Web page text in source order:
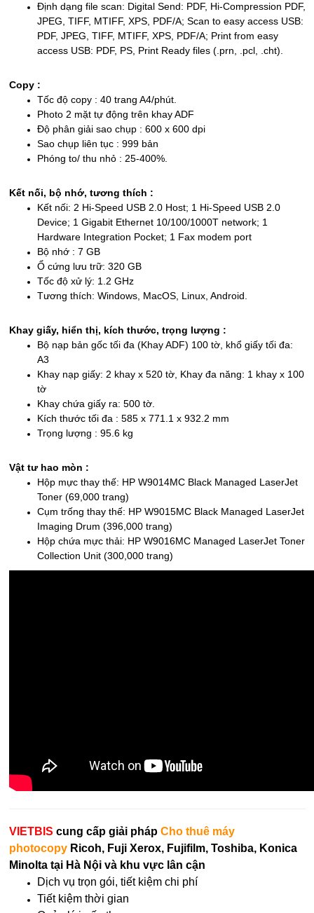
Định dạng file scan: Digital Send: PDF, Hi-Compression PDF,
JPEG, TIFF, MTIFF, XPS, PDF/A; Scan to easy access USB:
PDF, JPEG, TIFF, MTIFF, XPS, PDF/A; Print from easy
access USB: PDF, PS, Print Ready files (.prn, .pcl, .cht).
Copy :
Tốc độ copy : 40 trang A4/phút.
Photo 2 mặt tự động trên khay ADF
Độ phân giải sao chụp : 600 x 600 dpi
Sao chụp liên tục : 999 bản
Phóng to/ thu nhỏ : 25-400%.
Kết nối, bộ nhớ, tương thích :
Kết nối: 2 Hi-Speed USB 2.0 Host; 1 Hi-Speed USB 2.0
Device; 1 Gigabit Ethernet 10/100/1000T network; 1
Hardware Integration Pocket; 1 Fax modem port
Bộ nhớ : 7 GB
Ổ cứng lưu trữ: 320 GB
Tốc độ xử lý: 1.2 GHz
Tương thích: Windows, MacOS, Linux, Android.
Khay giấy, hiển thị, kích thước, trọng lượng :
Bộ nạp bản gốc tối đa (Khay ADF) 100 tờ, khổ giấy tối đa:
A3
Khay nạp giấy: 2 khay x 520 tờ, Khay đa năng: 1 khay x 100
tờ
Khay chứa giấy ra: 500 tờ.
Kích thước tối đa : 585 x 771.1 x 932.2 mm
Trọng lượng : 95.6 kg
Vật tư hao mòn :
Hộp mực thay thế: HP W9014MC Black Managed LaserJet
Toner (69,000 trang)
Cụm trống thay thế: HP W9015MC Black Managed LaserJet
Imaging Drum (396,000 trang)
Hộp chứa mực thải: HP W9016MC Managed LaserJet Toner
Collection Unit (300,000 trang)​
VIETBIS cung cấp giải pháp Cho thuê máy
photocopy Ricoh, Fuji Xerox, Fujifilm, Toshiba, Konica
Minolta tại Hà Nội và khu vực lân cận
Dịch vụ trọn gói, tiết kiệm chi phí
Tiết kiệm thời gian